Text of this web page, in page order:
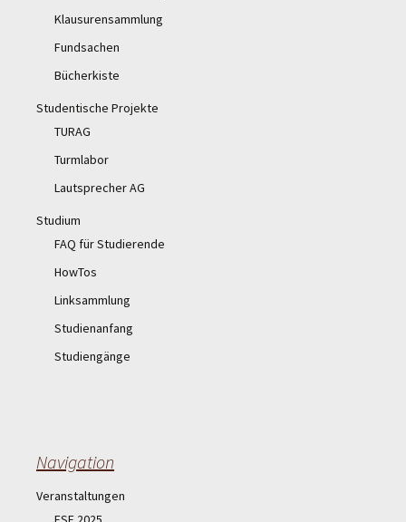
Klausurensammlung
Fundsachen
Bücherkiste
Studentische Projekte
TURAG
Turmlabor
Lautsprecher AG
Studium
FAQ für Studierende
HowTos
Linksammlung
Studienanfang
Studiengänge
Navigation
Veranstaltungen